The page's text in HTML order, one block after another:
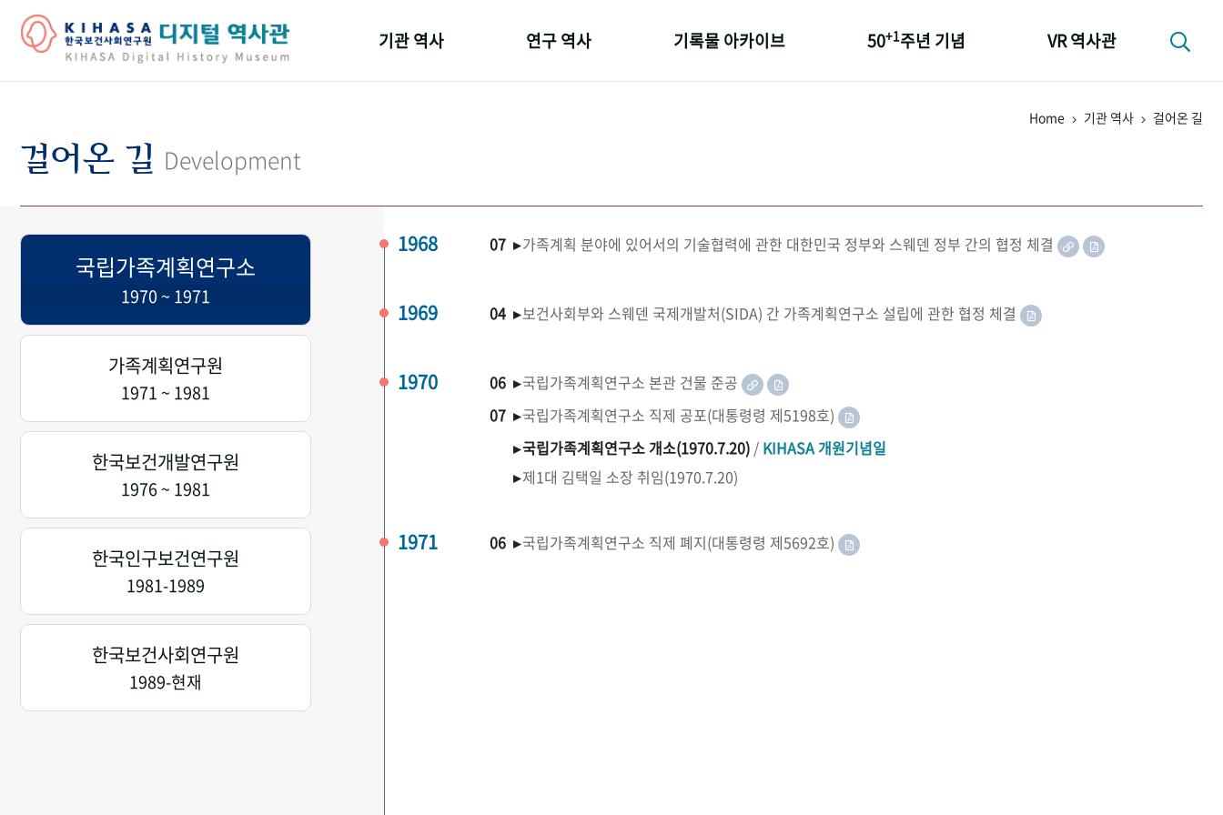
기관 역사 연구 역사 기록물 아카이브 50+1주년 기념 VR 역사관
Home 기관 역사 걸어온 길
걸어온 길 Development
국립가족계획연구소
1970 ~ 1971
가족계획연구원
1971 ~ 1981
한국보건개발연구원
1976 ~ 1981
한국인구보건연구원
1981-1989
한국보건사회연구원
1989-현재
1968 07 ▸가족계획 분야에 있어서의 기술협력에 관한 대한민국 정부와 스웨덴 정부 간의 협정 체결
1969 04 ▸보건사회부와 스웨덴 국제개발처(SIDA) 간 가족계획연구소 설립에 관한 협정 체결
1970 06 ▸국립가족계획연구소 본관 건물 준공
07 ▸국립가족계획연구소 직제 공포(대통령령 제5198호)
▸국립가족계획연구소 개소(1970.7.20) / KIHASA 개원기념일
▸제1대 김택일 소장 취임(1970.7.20)
1971 06 ▸국립가족계획연구소 직제 폐지(대통령령 제5692호)